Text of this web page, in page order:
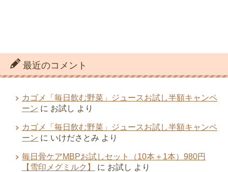
最近のコメント
カゴメ「毎日飲む野菜」ジュースお試し半額キャンペ
ーン に お試し より
カゴメ「毎日飲む野菜」ジュースお試し半額キャンペ
ーン に いけださとみ より
毎日骨ケアMBPお試しセット（10本＋1本）980円
【雪印メグミルク】
に お試し より